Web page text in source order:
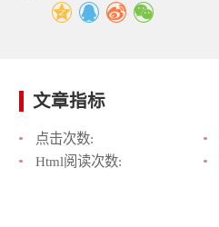
文章指标
点击次数:
Html阅读次数: